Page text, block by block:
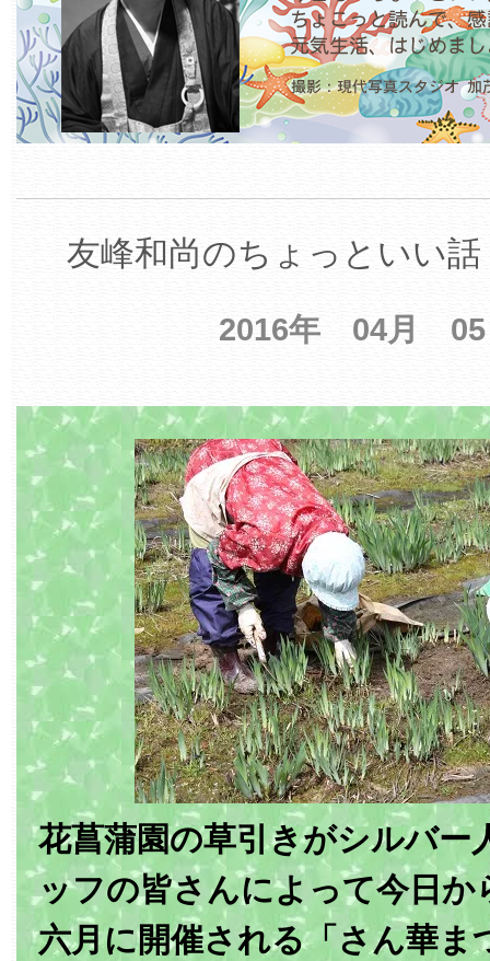
友峰和尚のちょっといい
2016年 04月
花菖蒲園の草引きがシルバー
ッフの皆さんによって今日か
六月に開催される「さん華ま